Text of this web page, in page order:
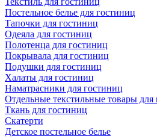
Постельное белье для гостиниц
Тапочки для гостиниц
Одеяла для гостиниц
Полотенца для гостиниц
Покрывала для гостиниц
Подушки для гостиниц
Халаты для гостиниц
Наматрасники для гостиниц
Отдельные текстильные товары для
Ткань для гостиниц
Скатерти
Детское постельное белье